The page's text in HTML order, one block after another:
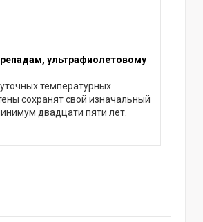
ультрафиолетовому
температурных
сохранят свой изначальный
двадцати пяти лет.